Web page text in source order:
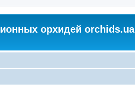
орхидей orchids.ua